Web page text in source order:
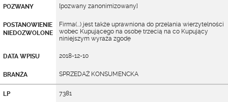
POZWANY [pozwany zanonimizowany]
POSTANOWIENIE
NIEDOZWOLONE
Firma(...) jest także uprawniona do przelania wierzytelności
wobec Kupującego na osobę trzecią na co Kupujący
niniejszym wyraża zgodę
DATA WPISU 2018-12-10
BRANŻA SPRZEDAŻ KONSUMENCKA
LP 7381